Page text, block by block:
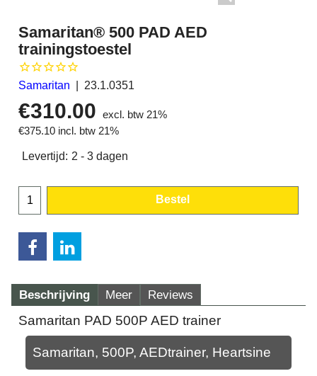
Samaritan® 500 PAD AED
trainingstoestel
Samaritan 23.1.0351
€310.00
excl. btw 21%
€375.10 incl. btw 21%
Levertijd: 2 - 3 dagen
Bestel
Beschrijving Meer Reviews
Samaritan PAD 500P AED trainer
Samaritan, 500P, AEDtrainer, Heartsine